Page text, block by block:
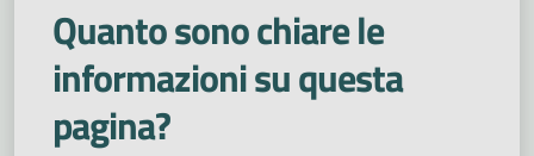
Quanto sono chiare le
informazioni su questa
pagina?